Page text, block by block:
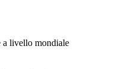
a livello mondiale